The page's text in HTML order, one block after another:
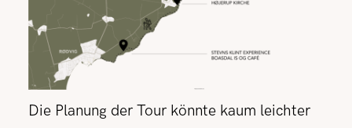
Die Planung der Tour könnte kaum leichter